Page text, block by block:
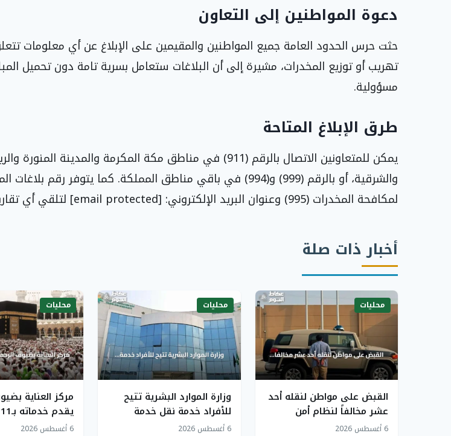
دعوة المواطنين إلى التعاون
حثت حرس الحدود العامة جميع المواطنين والمقيمين على الإبلاغ عن أي معلومات
تهريب أو توزيع المخدرات، مشيرة إلى أن البلاغات ستعامل بسرية تامة دون تحميل
مسؤولية.
طرق الإبلاغ المتاحة
يمكن للمتعاونين الاتصال بالرقم (911) في مناطق مكة المكرمة والمدينة المنورة
والشرقية، أو بالرقم (999) و(994) في باقي مناطق المملكة. كما يتوفر رقم
لمكافحة المخدرات (995) وعنوان البريد الإلكتروني: [email protected] لتلقي أي تقارير ذات صلة.
أخبار ذات صلة
محليات
القبض على مواطن لنقله أحد
عشر مخالفاً لنظام أمن
الحدود في جازان
6 أغسطس 2026
محليات
وزارة الموارد البشرية تتيح
للأفراد خدمة نقل خدمة
الوافد من المنشأة إلى العمل
6 أغسطس 2026
محليات
مركز العناية
مدار الساعة ويعزز
6 أغسطس 2026